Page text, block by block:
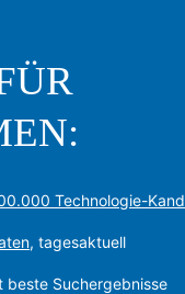
Technologie-
, tagesaktuell
beste Suchergebnisse